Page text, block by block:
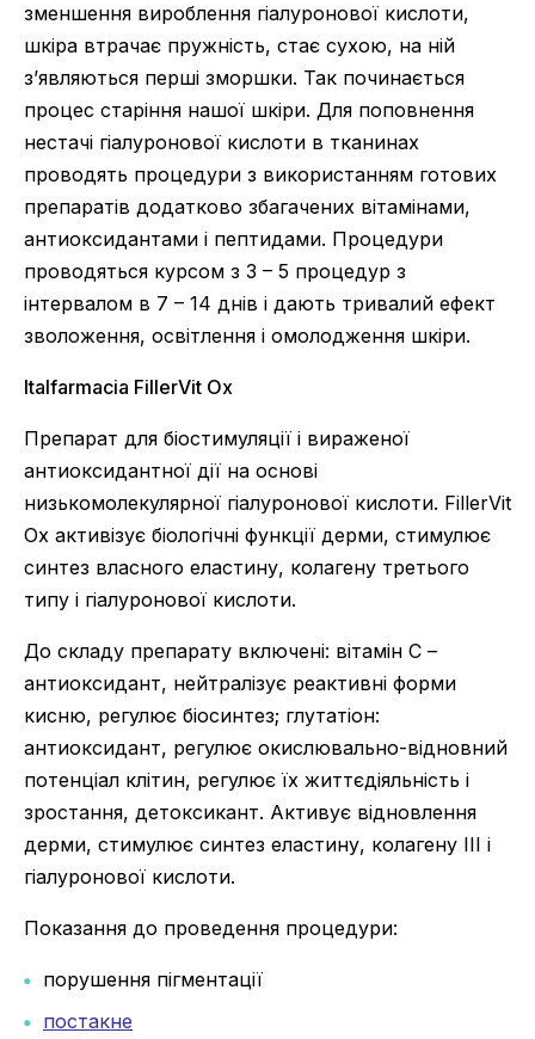
зменшення вироблення гіалуронової кислоти,
шкіра втрачає пружність, стає сухою, на ній
з’являються перші зморшки. Так починається
процес старіння нашої шкіри. Для поповнення
нестачі гіалуронової кислоти в тканинах
проводять процедури з використанням готових
препаратів додатково збагачених вітамінами,
антиоксидантами і пептидами. Процедури
проводяться курсом з 3 – 5 процедур з
інтервалом в 7 – 14 днів і дають тривалий ефект
зволоження, освітлення і омолодження шкіри.
Italfarmacia FillerVit Ox
Препарат для біостимуляції і вираженої
антиоксидантної дії на основі
низькомолекулярної гіалуронової кислоти. FillerVit
Ox активізує біологічні функції дерми, стимулює
синтез власного еластину, колагену третього
типу і гіалуронової кислоти.
До складу препарату включені: вітамін С –
антиоксидант, нейтралізує реактивні форми
кисню, регулює біосинтез; глутатіон:
антиоксидант, регулює окислювально-відновний
потенціал клітин, регулює їх життєдіяльність і
зростання, детоксикант. Активує відновлення
дерми, стимулює синтез еластину, колагену III і
гіалуронової кислоти.
Показання до проведення процедури:
порушення пігментації
постакне